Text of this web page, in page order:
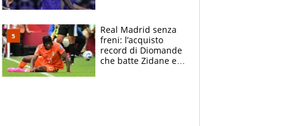
Real Madrid senza
freni: l’acquisto
record di Diomande
che batte Zidane e